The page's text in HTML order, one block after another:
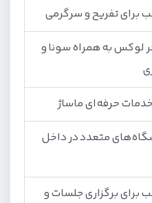
برای تفریح و سرگرمی
لوکس به همراه سونا و
خدمات حرفه‌ای ماساژ
متعدد در داخل
برای برگزاری جلسات و